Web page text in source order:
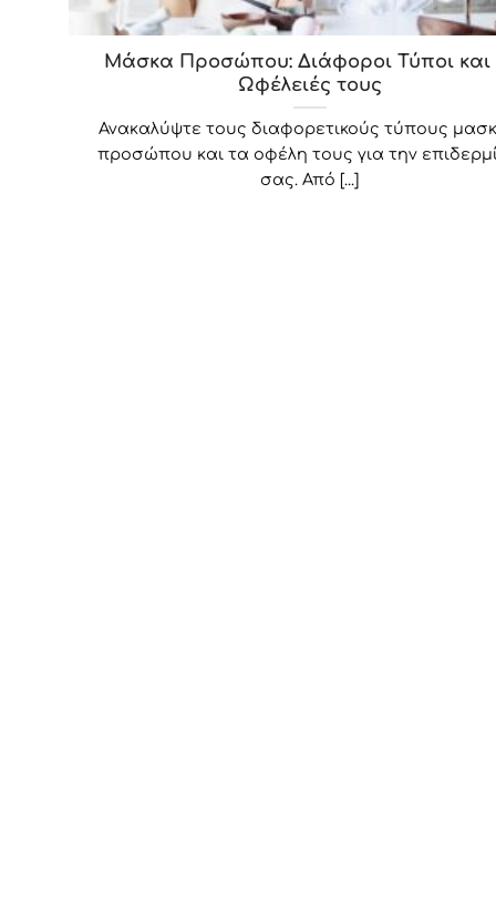
Μάσκα Προσώπου: Διάφοροι Τύποι και
Ωφέλειές τους
Ανακαλύψτε τους διαφορετικούς τύπους
προσώπου και τα οφέλη τους για την
σας. Από [...]